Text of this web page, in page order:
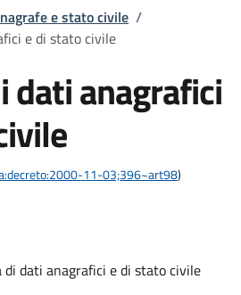
e stato civile /
e di stato civile
dati anagrafici
11-03;396~art98)
dati anagrafici e di stato civile